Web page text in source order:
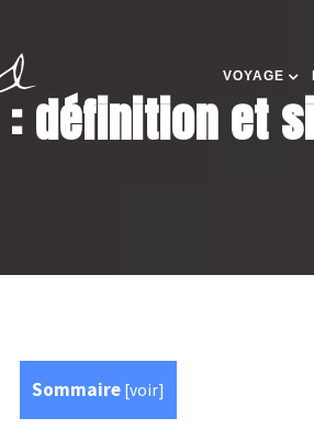
VOYAGE
: définition et
Sommaire [voir]